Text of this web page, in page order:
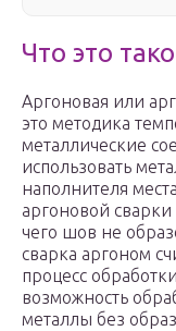
Что это
Аргоновая или
это методика
металлические
использовать
наполнителя
аргоновой
чего шов не
сварка аргоном
процесс
возможность
металлы без